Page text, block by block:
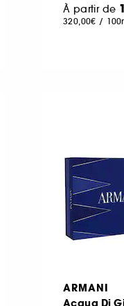
À partir de
320,00€ /
ARMANI
Acqua Di